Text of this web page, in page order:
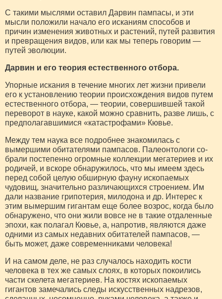
С такими мыслями оставил Дарвин пампасы, и эти
мысли положили начало его исканиям способов и
причин изменения животных и растений, путей развития
и превращения видов, или как мы теперь говорим —
путей эволюции.
Дарвин и его теория естественного отбора.
Упорные искания в течение многих лет жизни привели
его к установлению теории происхождения видов путем
естественного отбора, — теории, совершившей такой
переворот в науке, какой можно сравнить, разве лишь, с
предполагавши­мися «катастрофами» Кювье.
Между тем наука все подробнее знакомилась с
вымершими обитателями пампасов. Палеонтологи со­
брали постепенно огромные коллекции мегатериев и их
родичей, и вскоре обнаружилось, что мы имеем здесь
перед собой целую обширную фауну ископаемых
чудовищ, значительно различающихся строением. Им
дали название грипотерия, милодона и др. Интерес к
этим вымершим гигантам еще более возрос, когда было
обнаружено, что они жили вовсе не в такие отдаленные
эпохи, как полагал Кювье, а, напро­тив, являются даже
одними из самых недавних оби­тателей пампасов, —
быть может, даже современниками человека!
И на самом деле, не раз случалось находить кости
человека в тех же самых слоях, в которых по­коились
части скелета мегатериев. На костях иско­паемых
гигантов замечались следы искусственных надрезов,